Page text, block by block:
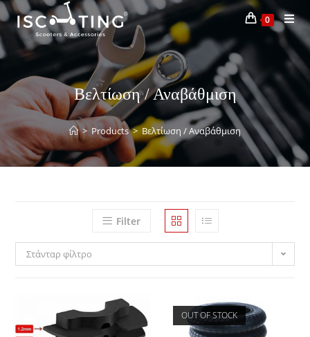
0
Βελτίωση / Αναβάθμιση
> Products > Βελτίωση / Αναβάθμιση
Filter
Στάνταρ φίλτρο
OUT OF STOCK